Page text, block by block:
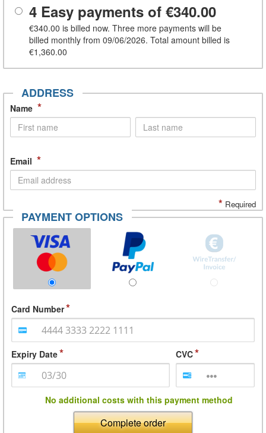
4 Easy payments of €340.00
€340.00 is billed now. Three more payments will be
billed monthly from 09/06/2026. Total amount billed is
€1,360.00
ADDRESS
Name *
Email *
* Required
PAYMENT OPTIONS
Card Number
Expiry Date CVC
No additional costs with this payment method
Complete order